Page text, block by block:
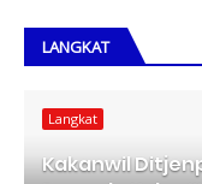
LANGKAT
Langkat
Kakanwil